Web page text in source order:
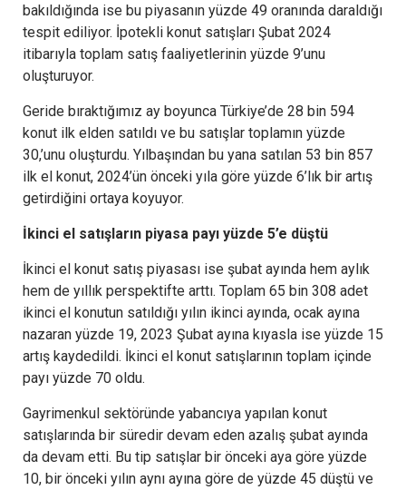
bakıldığında ise bu piyasanın yüzde 49 oranında daraldığı
tespit ediliyor. İpotekli konut satışları Şubat 2024
itibarıyla toplam satış faaliyetlerinin yüzde 9’unu
oluşturuyor.
Geride bıraktığımız ay boyunca Türkiye’de 28 bin 594
konut ilk elden satıldı ve bu satışlar toplamın yüzde
30,’unu oluşturdu. Yılbaşından bu yana satılan 53 bin 857
ilk el konut, 2024’ün önceki yıla göre yüzde 6’lık bir artış
getirdiğini ortaya koyuyor.
İkinci el satışların piyasa payı yüzde 5’e düştü
İkinci el konut satış piyasası ise şubat ayında hem aylık
hem de yıllık perspektifte arttı. Toplam 65 bin 308 adet
ikinci el konutun satıldığı yılın ikinci ayında, ocak ayına
nazaran yüzde 19, 2023 Şubat ayına kıyasla ise yüzde 15
artış kaydedildi. İkinci el konut satışlarının toplam içinde
payı yüzde 70 oldu.
Gayrimenkul sektöründe yabancıya yapılan konut
satışlarında bir süredir devam eden azalış şubat ayında
da devam etti. Bu tip satışlar bir önceki aya göre yüzde
10, bir önceki yılın aynı ayına göre de yüzde 45 düştü ve